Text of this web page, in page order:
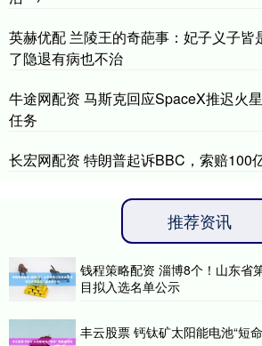
英赫优配 兰陵王的奇葩事：妃子义子皆
了隐退有病也不治
牛途网配资 马斯克回应SpaceX推迟火
任务
长宏网配资 特朗普起诉BBC，索赔100
推荐资讯
钱程策略配资 淄博8个！山东省
目拟入选名单公示
丰云股票 钙钛矿太阳能电池“短